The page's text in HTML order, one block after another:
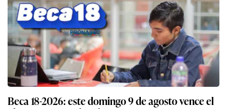
Beca 18-2026: este domingo 9 de agosto vence el